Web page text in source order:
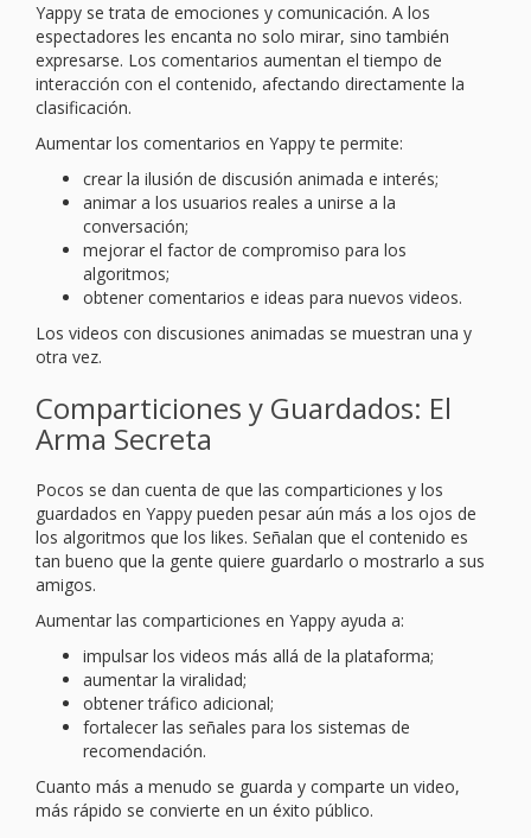
Yappy se trata de emociones y comunicación. A los
espectadores les encanta no solo mirar, sino también
expresarse. Los comentarios aumentan el tiempo de
interacción con el contenido, afectando directamente la
clasificación.
Aumentar los comentarios en Yappy te permite:
crear la ilusión de discusión animada e interés;
animar a los usuarios reales a unirse a la
conversación;
mejorar el factor de compromiso para los
algoritmos;
obtener comentarios e ideas para nuevos videos.
Los videos con discusiones animadas se muestran una y
otra vez.
Comparticiones y Guardados: El
Arma Secreta
Pocos se dan cuenta de que las comparticiones y los
guardados en Yappy pueden pesar aún más a los ojos de
los algoritmos que los likes. Señalan que el contenido es
tan bueno que la gente quiere guardarlo o mostrarlo a sus
amigos.
Aumentar las comparticiones en Yappy ayuda a:
impulsar los videos más allá de la plataforma;
aumentar la viralidad;
obtener tráfico adicional;
fortalecer las señales para los sistemas de
recomendación.
Cuanto más a menudo se guarda y comparte un video,
más rápido se convierte en un éxito público.